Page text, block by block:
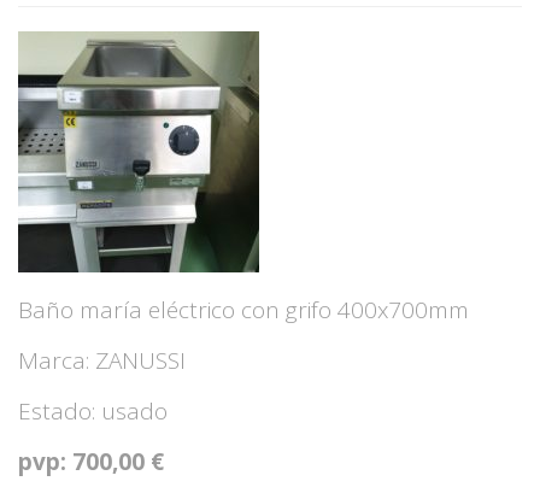
Baño maría eléctrico con grifo 400x700mm
Marca: ZANUSSI
Estado: usado
pvp: 700,00 €